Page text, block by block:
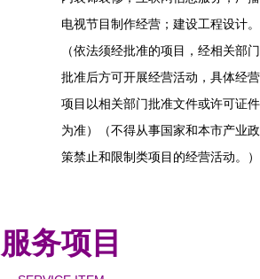
电视节目制作经营；建设工程设计。
（依法须经批准的项目，经相关部门
批准后方可开展经营活动，具体经营
项目以相关部门批准文件或许可证件
为准）（不得从事国家和本市产业政
策禁止和限制类项目的经营活动。）
服务项目